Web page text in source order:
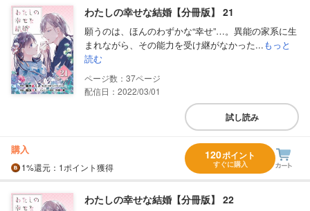
わたしの幸せな結婚【分冊版】 21
願うのは、ほんのわずかな“幸せ”…。異能の家系に生
まれながら、その能力を受け継がなかった...もっと
読む
37
配信日：2022/03/01
試し読み
購入
1%還元 ：1ポイント獲得
120ポイント
すぐに購入
わたしの幸せな結婚【分冊版】 22